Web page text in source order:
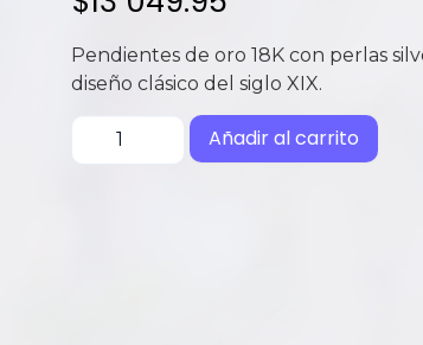
Pendientes de oro 18K con perlas
diseño clásico del siglo XIX.
Añadir al carrito